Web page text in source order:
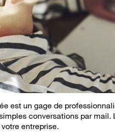
est un gage de
conversations par
entreprise.